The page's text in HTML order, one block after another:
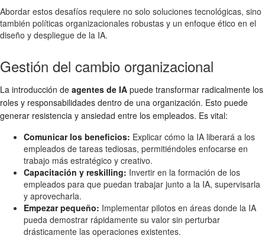
Abordar estos desafíos requiere no solo soluciones tecnológicas, sino
también políticas organizacionales robustas y un enfoque ético en el
diseño y despliegue de la IA.
Gestión del cambio organizacional
La introducción de agentes de IA puede transformar radicalmente los
roles y responsabilidades dentro de una organización. Esto puede
generar resistencia y ansiedad entre los empleados. Es vital:
Comunicar los beneficios: Explicar cómo la IA liberará a los
empleados de tareas tediosas, permitiéndoles enfocarse en
trabajo más estratégico y creativo.
Capacitación y reskilling: Invertir en la formación de los
empleados para que puedan trabajar junto a la IA, supervisarla
y aprovecharla.
Empezar pequeño: Implementar pilotos en áreas donde la IA
pueda demostrar rápidamente su valor sin perturbar
drásticamente las operaciones existentes.